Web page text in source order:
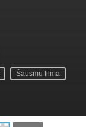
Šausmu filma